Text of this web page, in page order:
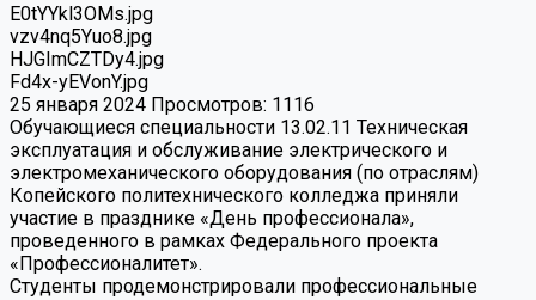
E0tYYkl3OMs.jpg
vzv4nq5Yuo8.jpg
HJGImCZTDy4.jpg
Fd4x-yEVonY.jpg
25 января 2024 Просмотров: 1116
Обучающиеся специальности 13.02.11 Техническая
эксплуатация и обслуживание электрического и
электромеханического оборудования (по отраслям)
Копейского политехнического колледжа приняли
участие в празднике «День профессионала»,
проведенного в рамках Федерального проекта
«Профессионалитет».
Студенты продемонстрировали профессиональные